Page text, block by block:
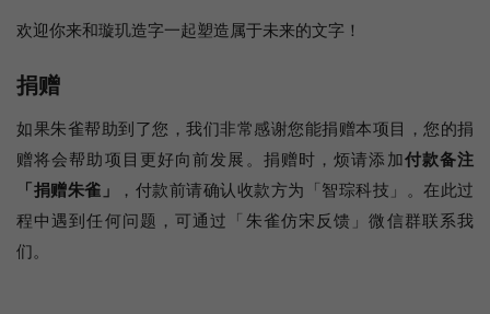
欢迎你来和璇玑造字一起塑造属于未来的文字！
捐赠
如果朱雀帮助到了您，我们非常感谢您能捐赠本项目，您的捐
赠将会帮助项目更好向前发展。捐赠时，烦请添加付款备注
「捐赠朱雀」
，付款前请确认收款方为「智琮科技」。在此过
程中遇到任何问题，可通过「朱雀仿宋反馈」微信群联系我
们。